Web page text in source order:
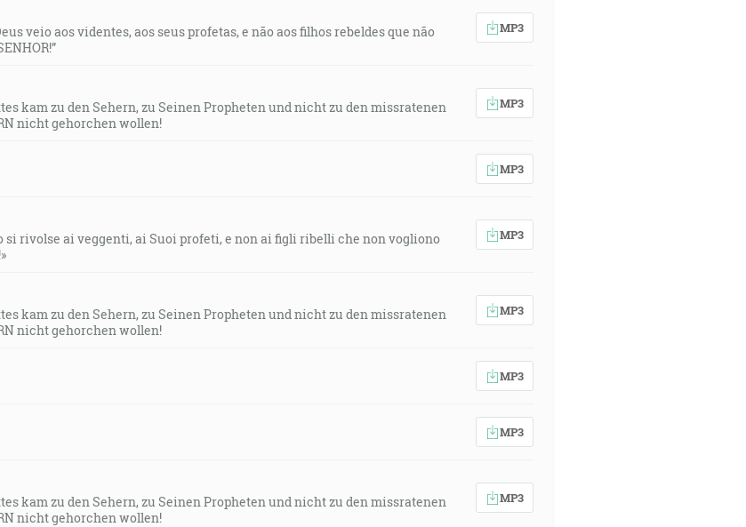
veio aos videntes, aos seus profetas, e não aos filhos rebeldes que não
MP3
kam zu den Sehern, zu Seinen Propheten und nicht zu den missratenen
nicht gehorchen wollen!
MP3
MP3
si rivolse ai veggenti, ai Suoi profeti, e non ai figli ribelli che non vogliono
MP3
kam zu den Sehern, zu Seinen Propheten und nicht zu den missratenen
nicht gehorchen wollen!
MP3
MP3
MP3
kam zu den Sehern, zu Seinen Propheten und nicht zu den missratenen
nicht gehorchen wollen!
MP3